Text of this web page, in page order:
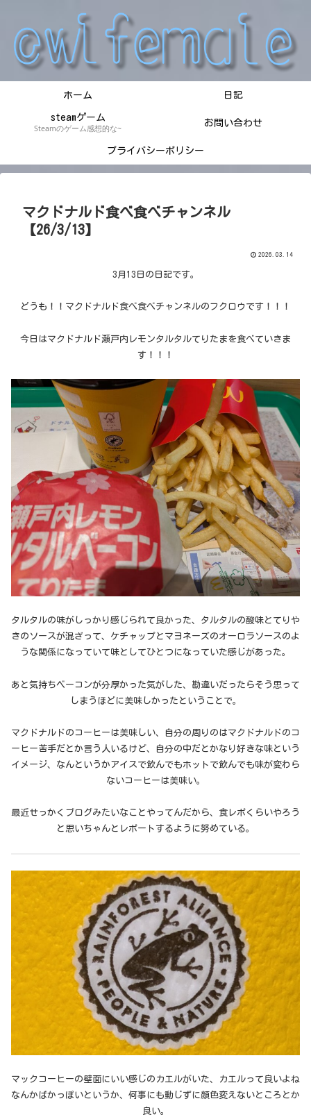
ホーム 日記
steamゲーム
Steamのゲーム感想的な~
お問い合わせ
プライバシーポリシー
マクドナルド食べ食べチャンネル
【26/3/13】
2026.03.14
3月13日の日記です。
どうも！！マクドナルド食べ食べチャンネルのフクロウです！！！
今日はマクドナルド瀬戸内レモンタルタルてりたまを食べていきま
す！！！
タルタルの味がしっかり感じられて良かった、タルタルの酸味とてりや
きのソースが混ざって、ケチャップとマヨネーズのオーロラソースのよ
うな関係になっていて味としてひとつになっていた感じがあった。
あと気持ちベーコンが分厚かった気がした、勘違いだったらそう思って
しまうほどに美味しかったということで。
マクドナルドのコーヒーは美味しい、自分の周りのはマクドナルドのコ
ーヒー苦手だとか言う人いるけど、自分の中だとかなり好きな味という
イメージ、なんというかアイスで飲んでもホットで飲んでも味が変わら
ないコーヒーは美味い。
最近せっかくブログみたいなことやってんだから、食レポくらいやろう
と思いちゃんとレポートするように努めている。
マックコーヒーの壁面にいい感じのカエルがいた、カエルって良いよね
なんかばかっぽいというか、何事にも動じずに顔色変えないところとか
良い。